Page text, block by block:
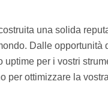
una solida
Dalle
per i vostri
per ottimizzare la